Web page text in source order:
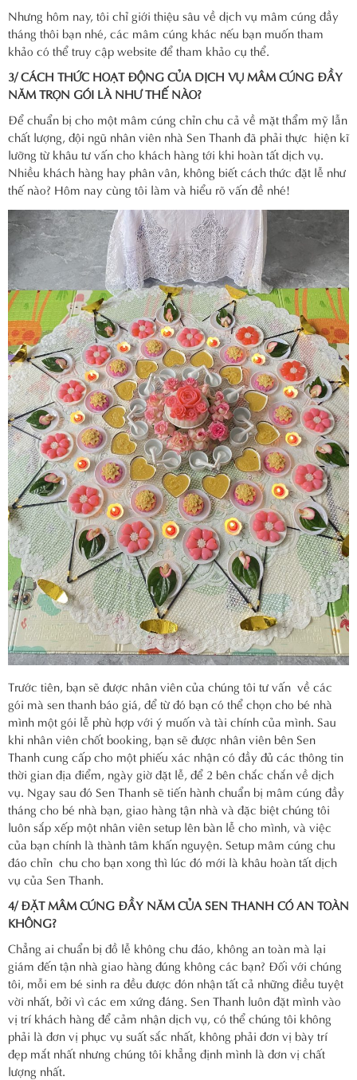
Nhưng hôm nay, tôi chỉ giới thiệu sâu về dịch vụ mâm cúng đầy
tháng thôi bạn nhé, các mâm cúng khác nếu bạn muốn tham
khảo có thể truy cập website để tham khảo cụ thể.
3/ CÁCH THỨC HOẠT ĐỘNG CỦA DỊCH VỤ MÂM CÚNG ĐẦY
NĂM TRỌN GÓI LÀ NHƯ THẾ NÀO?
Để chuẩn bị cho một mâm cúng chỉn chu cả về mặt thẩm mỹ lẫn
chất lượng, đội ngũ nhân viên nhà Sen Thanh đã phải thực hiện kĩ
lưỡng từ khâu tư vấn cho khách hàng tới khi hoàn tất dịch vụ.
Nhiều khách hàng hay phân vân, không biết cách thức đặt lễ như
thế nào? Hôm nay cùng tôi làm và hiểu rõ vấn đề nhé!
Trước tiên, bạn sẽ được nhân viên của chúng tôi tư vấn về các
gói mà sen thanh báo giá, để từ đó bạn có thể chọn cho bé nhà
mình một gói lễ phù hợp với ý muốn và tài chính của mình. Sau
khi nhân viên chốt booking, bạn sẽ được nhân viên bên Sen
Thanh cung cấp cho một phiếu xác nhận có đầy đủ các thông tin
thời gian địa điểm, ngày giờ đặt lễ, để 2 bên chắc chắn về dịch
vụ. Ngay sau đó Sen Thanh sẽ tiến hành chuẩn bị mâm cúng đầy
tháng cho bé nhà bạn, giao hàng tận nhà và đặc biệt chúng tôi
luôn sắp xếp một nhân viên setup lên bàn lễ cho mình, và việc
của bạn chính là thành tâm khấn nguyện. Setup mâm cúng chu
đáo chỉn chu cho bạn xong thì lúc đó mới là khâu hoàn tất dịch
vụ của Sen Thanh.
4/ ĐẶT MÂM CÚNG ĐẦY NĂM CỦA SEN THANH CÓ AN TOÀN
KHÔNG?
Chẳng ai chuẩn bị đồ lễ không chu đáo, không an toàn mà lại
giám đến tận nhà giao hàng đúng không các bạn? Đối với chúng
tôi, mỗi em bé sinh ra đều được đón nhận tất cả những điều tuyệt
vời nhất, bởi vì các em xứng đáng. Sen Thanh luôn đặt mình vào
vị trí khách hàng để cảm nhận dịch vụ, có thể chúng tôi không
phải là đơn vị phục vụ suất sắc nhất, không phải đơn vị bày trí
đẹp mắt nhất nhưng chúng tôi khẳng định mình là đơn vị chất
lượng nhất.